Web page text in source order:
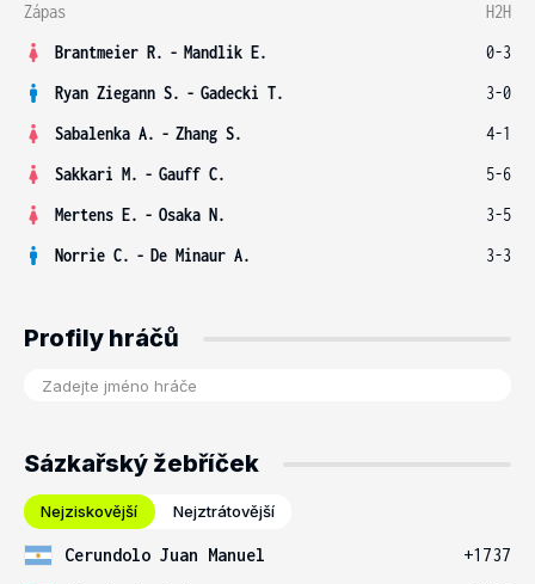
Zápas
H2H
Brantmeier R. - Mandlik E.
0-3
Ryan Ziegann S. - Gadecki T.
3-0
Sabalenka A. - Zhang S.
4-1
Sakkari M. - Gauff C.
5-6
Mertens E. - Osaka N.
3-5
Norrie C. - De Minaur A. 3-3
Profily hráčů
Sázkařský žebříček
Nejziskovější Nejztrátovější
Cerundolo Juan Manuel
+1737